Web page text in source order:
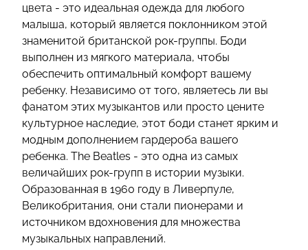
цвета - это идеальная одежда для любого
малыша, который является поклонником этой
знаменитой британской рок-группы. Боди
выполнен из мягкого материала, чтобы
обеспечить оптимальный комфорт вашему
ребенку. Независимо от того, являетесь ли вы
фанатом этих музыкантов или просто цените
культурное наследие, этот боди станет ярким и
модным дополнением гардероба вашего
ребенка. The Beatles - это одна из самых
величайших рок-групп в истории музыки.
Образованная в 1960 году в Ливерпуле,
Великобритания, они стали пионерами и
источником вдохновения для множества
музыкальных направлений.